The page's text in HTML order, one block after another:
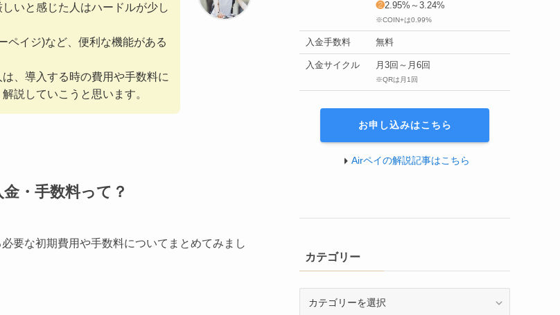
いと感じた人はハードルが少し
ペイジ)など、便利な機能がある
、導入する時の費用や手数料に
説していこうと思います。
・手数料って？
要な初期費用や手数料についてまとめてみまし
❷2.95%～3.24%
※COIN+は0.99%
入金手数料 無料
入金サイクル 月3回～月6回
※QRは月1回
お申し込みはこちら
Airペイの解説記事はこちら
カテゴリー